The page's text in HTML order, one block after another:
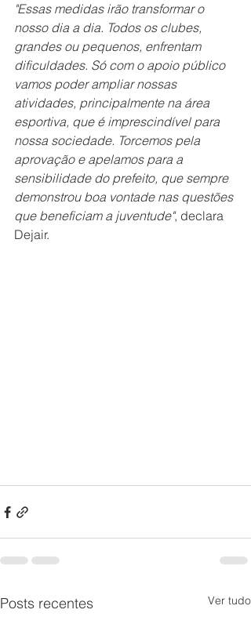
"Essas medidas irão transformar o
nosso dia a dia. Todos os clubes,
grandes ou pequenos, enfrentam
dificuldades. Só com o apoio público
vamos poder ampliar nossas
atividades, principalmente na área
esportiva, que é imprescindível para
nossa sociedade. Torcemos pela
aprovação e apelamos para a
sensibilidade do prefeito, que sempre
demonstrou boa vontade nas questões
que beneficiam a juventude", declara
Dejair.
Posts recentes Ver tudo